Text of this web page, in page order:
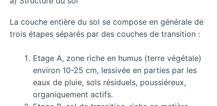
La couche entière du sol se compose en générale de
trois étapes séparés par des couches de transition :
Etage A, zone riche en humus (terre végétale)
environ 10-25 cm, lessivée en parties par les
eaux de pluie, sols résiduels, poussiéreux,
organiquement actifs.